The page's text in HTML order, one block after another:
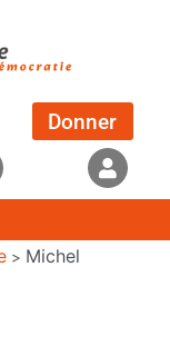
Donner
> Michel